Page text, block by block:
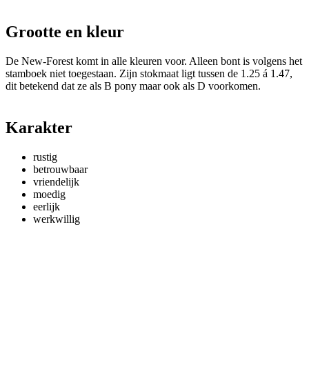
Grootte en kleur
De New-Forest komt in alle kleuren voor. Alleen bont is volgens het
stamboek niet toegestaan. Zijn stokmaat ligt tussen de 1.25 á 1.47,
dit betekend dat ze als B pony maar ook als D voorkomen.
Karakter
rustig
betrouwbaar
vriendelijk
moedig
eerlijk
werkwillig